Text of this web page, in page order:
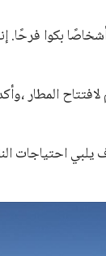
بكوا فرحًا.
المطار
يلبي احتياجات